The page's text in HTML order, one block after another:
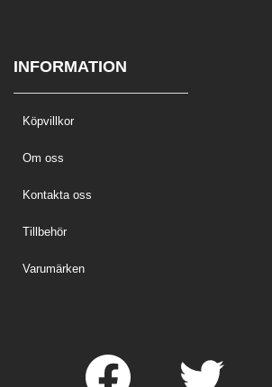
INFORMATION
Köpvillkor
Om oss
Kontakta oss
Tillbehör
Varumärken